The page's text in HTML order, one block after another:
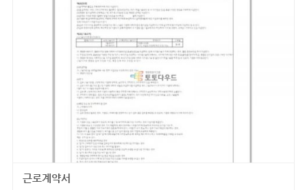
근로계약서